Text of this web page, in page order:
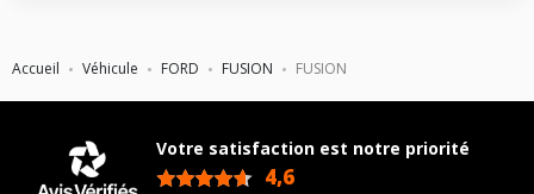
Accueil Véhicule FORD FUSION FUSION
Votre satisfaction est notre priorité
4,6